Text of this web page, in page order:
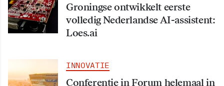
Groningse ontwikkelt eerste
volledig Nederlandse AI-assistent:
Loes.ai
INNOVATIE
Conferentie in Forum helemaal in